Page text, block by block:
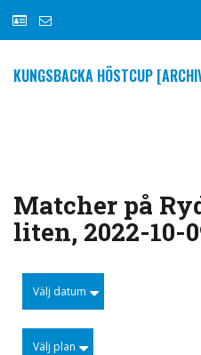
KUNGSBACKA HÖSTCUP
Matcher på
liten, 2022-10-
Välj datum
Välj plan